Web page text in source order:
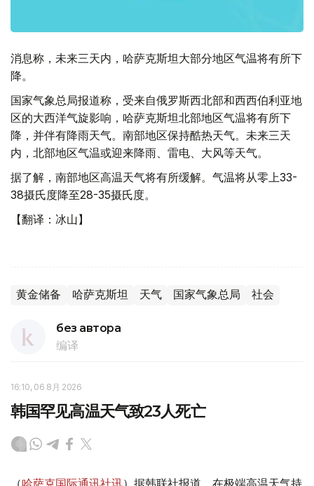
消息称，未来三天内，哈萨克斯坦大部分地区气温将有所下
降。
国家气象总局报道称，受来自俄罗斯西北部和西西伯利亚地
区的大西洋气旋影响，哈萨克斯坦北部地区气温将有所下
降，并伴有降雨天气。南部地区保持酷热天气。未来三天
内，北部地区气温或迎来降雨、雷电、大风等天气。
据了解，南部地区高温天气将有所缓解。气温将从零上33-
38摄氏度降至28-35摄氏度。
【翻译：冰山】
黄金储备 哈萨克斯坦 天气 国家气象总局 社会
без автора
编译
16:10, 06 8月 2026
韩国罕见高温天气致23人死亡